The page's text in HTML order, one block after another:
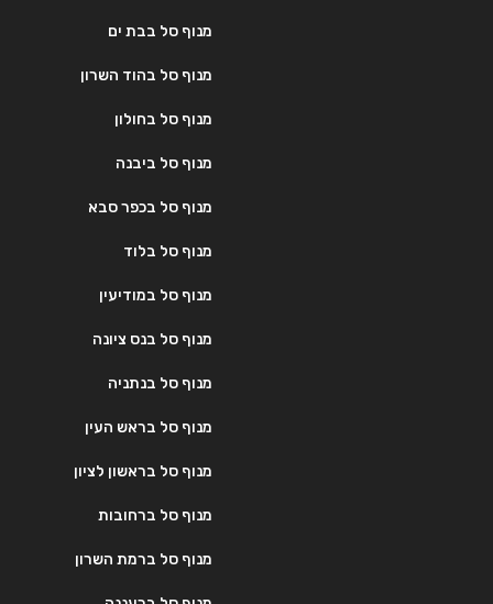
מנוף סל בבת ים
מנוף סל בהוד השרון
מנוף סל בחולון
מנוף סל ביבנה
מנוף סל בכפר סבא
מנוף סל בלוד
מנוף סל במודיעין
מנוף סל בנס ציונה
מנוף סל בנתניה
מנוף סל בראש העין
מנוף סל בראשון לציון
מנוף סל ברחובות
מנוף סל ברמת השרון